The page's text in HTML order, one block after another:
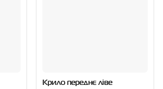
Крило переднє ліве